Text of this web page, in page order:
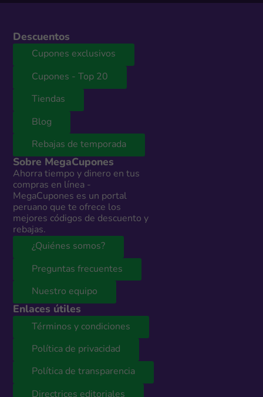
Descuentos
Cupones exclusivos
Cupones - Top 20
Tiendas
Blog
Rebajas de temporada
Sobre MegaCupones
Ahorra tiempo y dinero en tus
compras en línea -
MegaCupones es un portal
peruano que te ofrece los
mejores códigos de descuento y
rebajas.
¿Quiénes somos?
Preguntas frecuentes
Nuestro equipo
Enlaces útiles
Términos y condiciones
Política de privacidad
Política de transparencia
Directrices editoriales